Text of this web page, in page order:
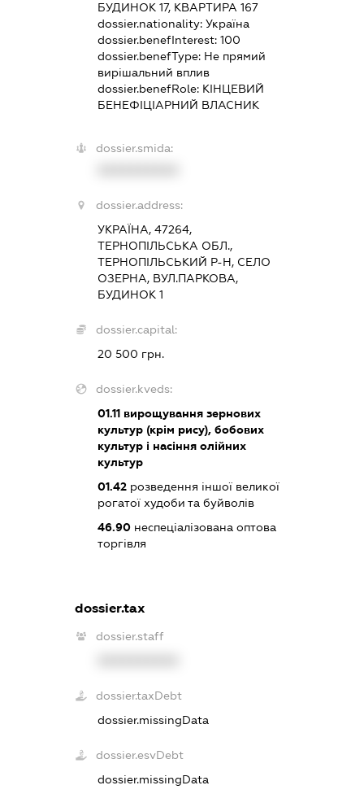
БУДИНОК 17, КВАРТИРА 167
dossier.nationality: Україна
dossier.benefInterest: 100
dossier.benefType: Не прямий
вирішальний вплив
dossier.benefRole: КІНЦЕВИЙ
БЕНЕФІЦІАРНИЙ ВЛАСНИК
dossier.smida:
dossier.address:
УКРАЇНА, 47264,
ТЕРНОПІЛЬСЬКА ОБЛ.,
ТЕРНОПІЛЬСЬКИЙ Р-Н, СЕЛО
ОЗЕРНА, ВУЛ.ПАРКОВА,
БУДИНОК 1
dossier.capital:
20 500 грн.
dossier.kveds:
01.11вирощування зернових
культур (крім рису), бобових
культур і насіння олійних
культур
01.42розведення іншої великої
рогатої худоби та буйволів
46.90неспеціалізована оптова
торгівля
dossier.tax
dossier.staff
dossier.taxDebt
dossier.missingData
dossier.esvDebt
dossier.missingData